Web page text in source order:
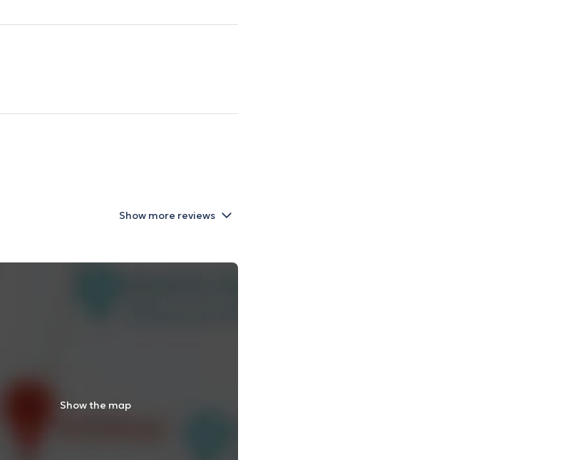
Show more reviews
Show the map